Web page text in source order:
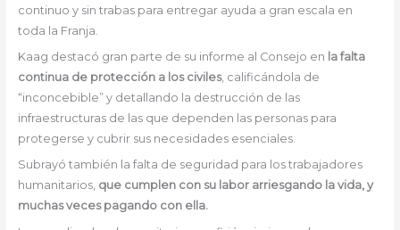
continuo y sin trabas para entregar ayuda a gran escala en
toda la Franja.
Kaag destacó gran parte de su informe al Consejo en la falta
continua de protección a los civiles, calificándola de
“inconcebible” y detallando la destrucción de las
infraestructuras de las que dependen las personas para
protegerse y cubrir sus necesidades esenciales.
Subrayó también la falta de seguridad para los trabajadores
humanitarios, que cumplen con su labor arriesgando la vida, y
muchas veces pagando con ella.